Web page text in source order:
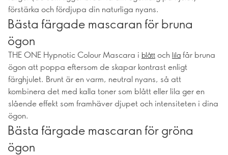
förstärka och fördjupa din naturliga nyans.
Bästa färgade mascaran för bruna
ögon
THE ONE Hypnotic Colour Mascara i blått och lila får bruna
ögon att poppa eftersom de skapar kontrast enligt
färghjulet. Brunt är en varm, neutral nyans, så att
kombinera det med kalla toner som blått eller lila ger en
slående effekt som framhäver djupet och intensiteten i dina
ögon.
Bästa färgade mascaran för gröna
ögon